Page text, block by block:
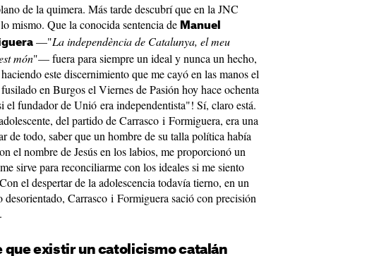
de la quimera. Más tarde descubrí que en la JNC
mismo. Que la conocida sentencia de Manuel
—"La independència de Catalunya, el meu
món"— fuera para siempre un ideal y nunca un hecho,
este discernimiento que me cayó en las manos el
en Burgos el Viernes de Pasión hoy hace ochenta
el fundador de Unió era independentista"! Sí, claro está.
del partido de Carrasco i Formiguera, era una
de todo, saber que un hombre de su talla política había
el nombre de Jesús en los labios, me proporcionó un
sirve para reconciliarme con los ideales si me siento
el despertar de la adolescencia todavía tierno, en un
desorientado, Carrasco i Formiguera sació con precisión
que existir un catolicismo catalán